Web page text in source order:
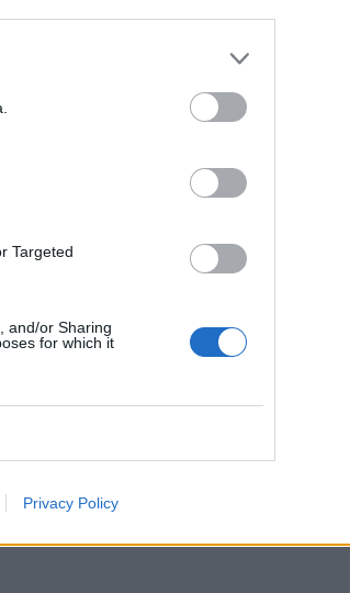
Targeted
and/or Sharing
for which it
Privacy Policy
νομοθεσίας
να αποστείλουν βιογραφικό με